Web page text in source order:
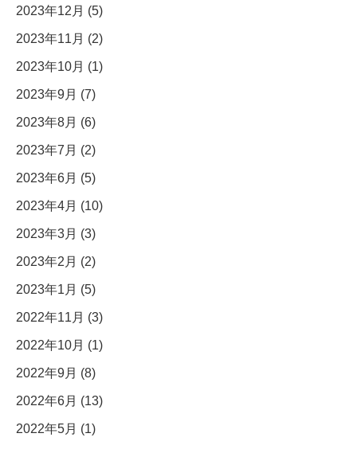
2023年12月 (5)
2023年11月 (2)
2023年10月 (1)
2023年9月 (7)
2023年8月 (6)
2023年7月 (2)
2023年6月 (5)
2023年4月 (10)
2023年3月 (3)
2023年2月 (2)
2023年1月 (5)
2022年11月 (3)
2022年10月 (1)
2022年9月 (8)
2022年6月 (13)
2022年5月 (1)